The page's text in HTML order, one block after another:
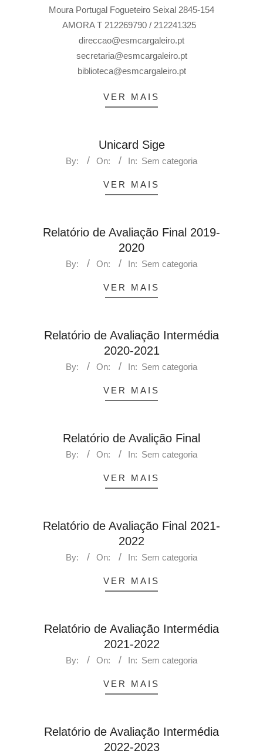
Moura Portugal Fogueteiro Seixal 2845-154
AMORA T 212269790 / 212241325
direccao@esmcargaleiro.pt
secretaria@esmcargaleiro.pt
biblioteca@esmcargaleiro.pt
VER MAIS
Unicard Sige
By: On: In: Sem categoria
VER MAIS
Relatório de Avaliação Final 2019-
2020
By: On: In: Sem categoria
VER MAIS
Relatório de Avaliação Intermédia
2020-2021
By: On: In: Sem categoria
VER MAIS
Relatório de Avalição Final
By: On: In: Sem categoria
VER MAIS
Relatório de Avaliação Final 2021-
2022
By: On: In: Sem categoria
VER MAIS
Relatório de Avaliação Intermédia
2021-2022
By: On: In: Sem categoria
VER MAIS
Relatório de Avaliação Intermédia
2022-2023